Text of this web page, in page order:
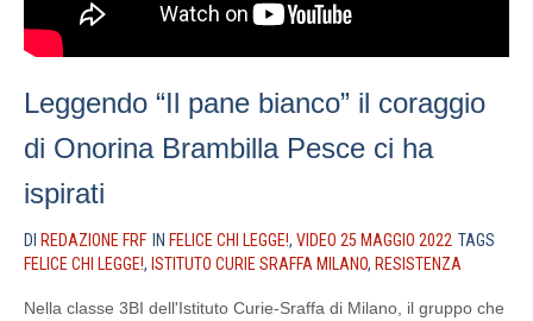
Leggendo “Il pane bianco” il coraggio
di Onorina Brambilla Pesce ci ha
ispirati
DI REDAZIONE FRF IN FELICE CHI LEGGE!, VIDEO 25 MAGGIO 2022 TAGS
FELICE CHI LEGGE!, ISTITUTO CURIE SRAFFA MILANO, RESISTENZA
Nella classe 3BI dell'Istituto Curie-Sraffa di Milano, il gruppo che